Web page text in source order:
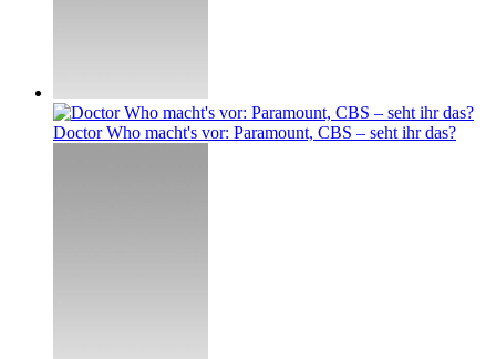
Doctor Who macht's vor: Paramount, CBS – seht ihr das?